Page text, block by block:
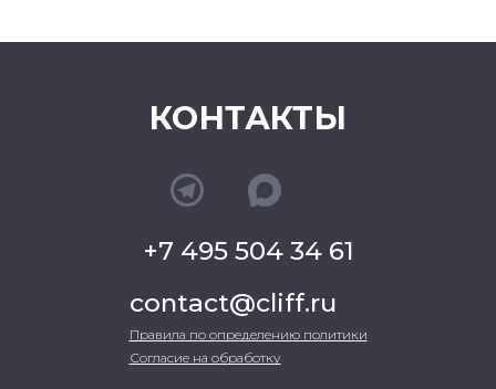
КОНТАКТЫ
+7 495 504 34 61
contact@cliff.ru
Правила по определению политики
Согласие на обработку